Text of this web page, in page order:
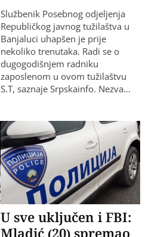
Službenik Posebnog odjeljenja
Republičkog javnog tužilaštva u
Banjaluci uhapšen je prije
nekoliko trenutaka. Radi se o
dugogodišnjem radniku
zaposlenom u ovom tužilaštvu
S.T, saznaje Srpskainfo. Nezva…
U sve uključen i FBI:
Mladić (20) spremao